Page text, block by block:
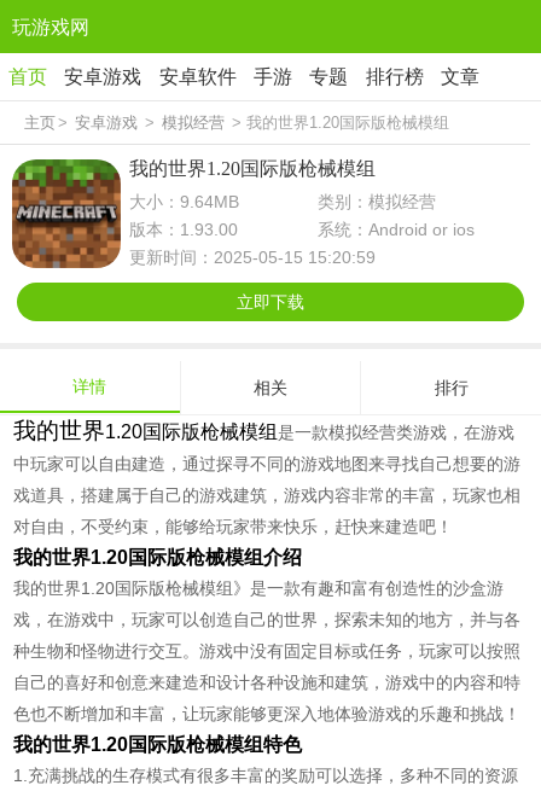
玩游戏网
首页 安卓游戏 安卓软件 手游 专题 排行榜 文章
主页> 安卓游戏 > 模拟经营 > 我的世界1.20国际版枪械模组
我的世界1.20国际版枪械模组
大小：9.64MB
类别：模拟经营
版本：1.93.00
系统：Android or ios
更新时间：2025-05-15 15:20:59
立即下载
详情 相关 排行
我的世界1.20国际版枪械模组是一款模拟经营类游戏，在游戏
中玩家可以自由建造，通过探寻不同的游戏地图来寻找自己想要的游
戏道具，搭建属于自己的游戏建筑，游戏内容非常的丰富，玩家也相
对自由，不受约束，能够给玩家带来快乐，赶快来建造吧！
我的世界1.20国际版枪械模组介绍
我的世界1.20国际版枪械模组》是一款有趣和富有创造性的沙盒游
戏，在游戏中，玩家可以创造自己的世界，探索未知的地方，并与各
种生物和怪物进行交互。游戏中没有固定目标或任务，玩家可以按照
自己的喜好和创意来建造和设计各种设施和建筑，游戏中的内容和特
色也不断增加和丰富，让玩家能够更深入地体验游戏的乐趣和挑战！
我的世界1.20国际版枪械模组特色
1.充满挑战的生存模式有很多丰富的奖励可以选择，多种不同的资源